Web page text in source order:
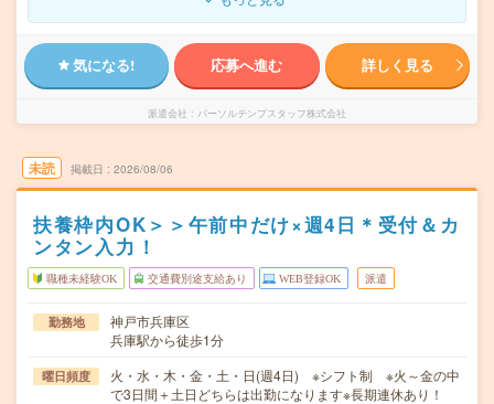
気になる! 応募へ進む 詳しく見る
派遣会社 パーソルテンプスタッフ株式会社
未読 掲載日 2026/08/06
扶養枠内OK＞＞午前中だけ×週4日＊受付＆カ
ンタン入力！
職種未経験OK 交通費別途支給あり WEB登録OK 派遣
勤務地
神戸市兵庫区
兵庫駅から徒歩1分
曜日頻度
火・水・木・金・土・日(週4日) ※シフト制 ※火～金の中
で3日間＋土日どちらは出勤になります※長期連休あり！